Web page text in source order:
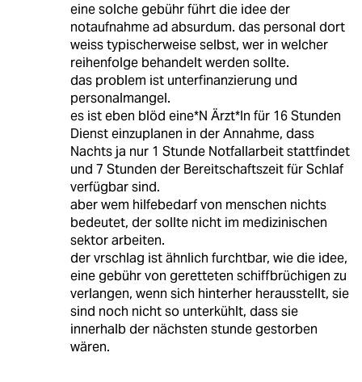
eine solche gebühr führt die idee der
notaufnahme ad absurdum. das personal dort
weiss typischerweise selbst, wer in welcher
reihenfolge behandelt werden sollte.
das problem ist unterfinanzierung und
personalmangel.
es ist eben blöd eine*N Ärzt*In für 16 Stunden
Dienst einzuplanen in der Annahme, dass
Nachts ja nur 1 Stunde Notfallarbeit stattfindet
und 7 Stunden der Bereitschaftszeit für Schlaf
verfügbar sind.
aber wem hilfebedarf von menschen nichts
bedeutet, der sollte nicht im medizinischen
sektor arbeiten.
der vrschlag ist ähnlich furchtbar, wie die idee,
eine gebühr von geretteten schiffbrüchigen zu
verlangen, wenn sich hinterher herausstellt, sie
sind noch nicht so unterkühlt, dass sie
innerhalb der nächsten stunde gestorben
wären.